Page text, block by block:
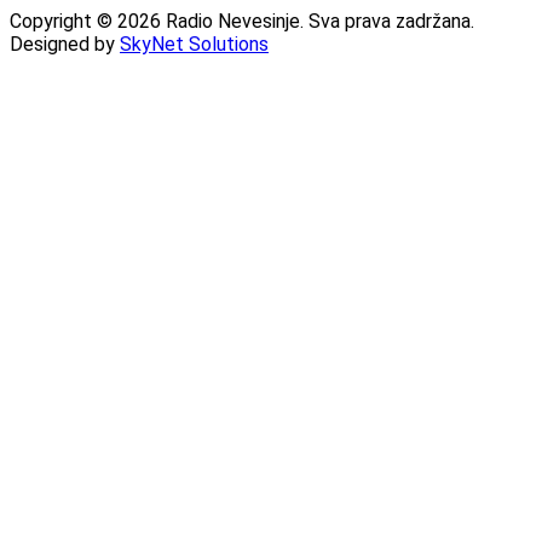
Copyright © 2026 Radio Nevesinje. Sva prava zadržana.
Designed by SkyNet Solutions